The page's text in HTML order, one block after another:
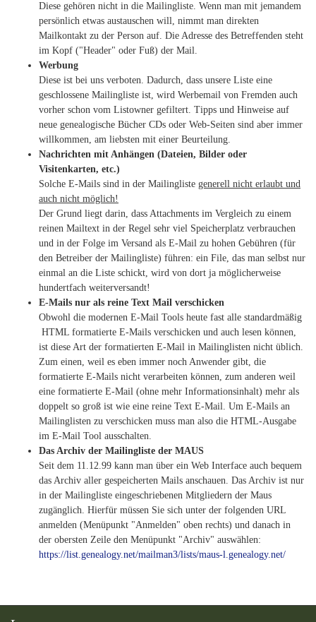
Diese gehören nicht in die Mailingliste. Wenn man mit jemandem
persönlich etwas austauschen will, nimmt man direkten
Mailkontakt zu der Person auf. Die Adresse des Betreffenden steht
im Kopf ("Header" oder Fuß) der Mail.
Werbung
Diese ist bei uns verboten. Dadurch, dass unsere Liste eine
geschlossene Mailingliste ist, wird Werbemail von Fremden auch
vorher schon vom Listowner gefiltert. Tipps und Hinweise auf
neue genealogische Bücher CDs oder Web-Seiten sind aber immer
willkommen, am liebsten mit einer Beurteilung.
Nachrichten mit Anhängen (Dateien, Bilder oder
Visitenkarten, etc.)
Solche E-Mails sind in der Mailingliste generell nicht erlaubt und
auch nicht möglich!
Der Grund liegt darin, dass Attachments im Vergleich zu einem
reinen Mailtext in der Regel sehr viel Speicherplatz verbrauchen
und in der Folge im Versand als E-Mail zu hohen Gebühren (für
den Betreiber der Mailingliste) führen: ein File, das man selbst nur
einmal an die Liste schickt, wird von dort ja möglicherweise
hundertfach weiterversandt!
E-Mails nur als reine Text Mail verschicken
Obwohl die modernen E-Mail Tools heute fast alle standardmäßig
HTML formatierte E-Mails verschicken und auch lesen können,
ist diese Art der formatierten E-Mail in Mailinglisten nicht üblich.
Zum einen, weil es eben immer noch Anwender gibt, die
formatierte E-Mails nicht verarbeiten können, zum anderen weil
eine formatierte E-Mail (ohne mehr Informationsinhalt) mehr als
doppelt so groß ist wie eine reine Text E-Mail. Um E-Mails an
Mailinglisten zu verschicken muss man also die HTML-Ausgabe
im E-Mail Tool ausschalten.
Das Archiv der Mailingliste der MAUS
Seit dem 11.12.99 kann man über ein Web Interface auch bequem
das Archiv aller gespeicherten Mails anschauen. Das Archiv ist nur
in der Mailingliste eingeschriebenen Mitgliedern der Maus
zugänglich. Hierfür müssen Sie sich unter der folgenden URL
anmelden (Menüpunkt "Anmelden" oben rechts) und danach in
der obersten Zeile den Menüpunkt "Archiv" auswählen:
https://list.genealogy.net/mailman3/lists/maus-l.genealogy.net/